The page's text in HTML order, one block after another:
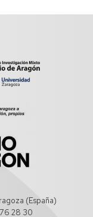
(España)
28 30